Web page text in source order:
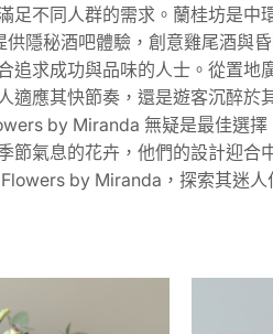
足不同人群的需求。蘭桂坊是
隱秘酒吧體驗，創意雞尾酒與
追求成功與品味的人士。從置
適應其快節奏，還是遊客沉醉於
by Miranda 無疑是最佳選
節氣息的花卉，他們的設計迎
by Miranda，探索其迷